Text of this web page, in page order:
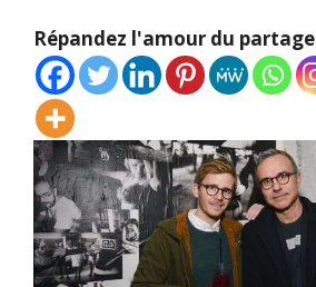
Répandez l'amour du partage